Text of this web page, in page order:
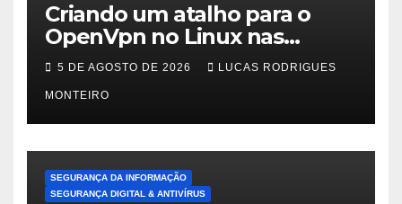
Criando um atalho para o
OpenVpn no Linux nas
distros Debian, ubuntu e
5 DE AGOSTO DE 2026 LUCAS RODRIGUES
MONTEIRO
SEGURANÇA DA INFORMAÇÃO
SEGURANÇA DIGITAL & ANTIVÍRUS